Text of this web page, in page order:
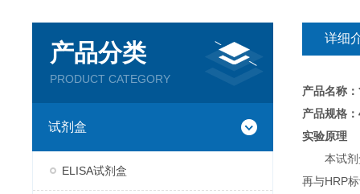
产品分类
PRODUCT CATEGORY
试剂盒
ELISA试剂盒
详细
产品名称：
产品规格
实验原理
本试
再与HRP